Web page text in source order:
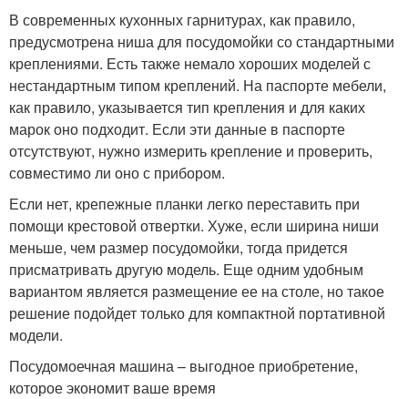
В современных кухонных гарнитурах, как правило,
предусмотрена ниша для посудомойки со стандартными
креплениями. Есть также немало хороших моделей с
нестандартным типом креплений. На паспорте мебели,
как правило, указывается тип крепления и для каких
марок оно подходит. Если эти данные в паспорте
отсутствуют, нужно измерить крепление и проверить,
совместимо ли оно с прибором.
Если нет, крепежные планки легко переставить при
помощи крестовой отвертки. Хуже, если ширина ниши
меньше, чем размер посудомойки, тогда придется
присматривать другую модель. Еще одним удобным
вариантом является размещение ее на столе, но такое
решение подойдет только для компактной портативной
модели.
Посудомоечная машина – выгодное приобретение,
которое экономит ваше время